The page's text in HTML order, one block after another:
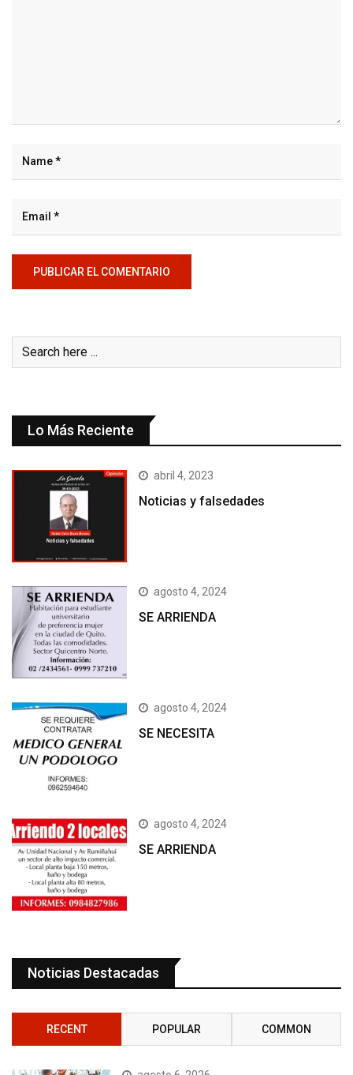
Lo Más Reciente
abril 4, 2023
Noticias y falsedades
agosto 4, 2024
SE ARRIENDA
agosto 4, 2024
SE NECESITA
agosto 4, 2024
SE ARRIENDA
Noticias Destacadas
RECENT POPULAR COMMON